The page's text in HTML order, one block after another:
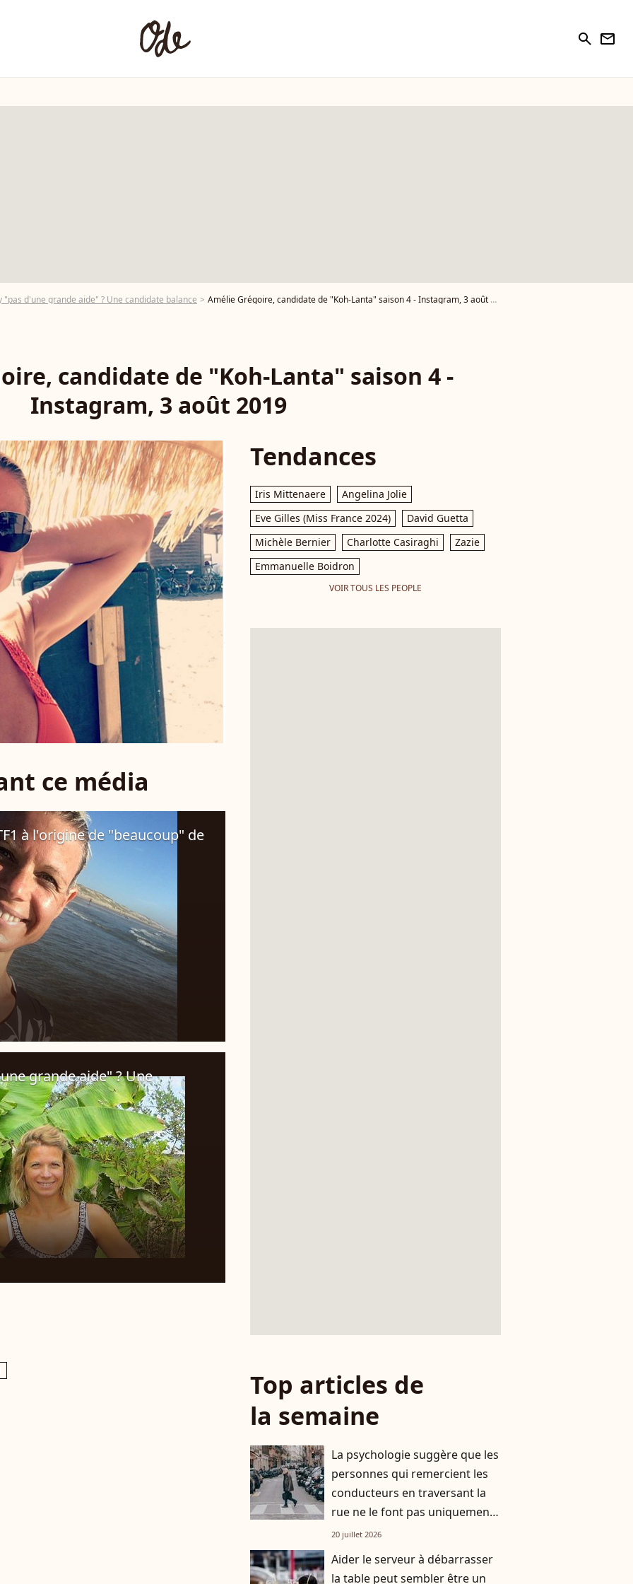
search newsletter
"pas d'une grande aide" ? Une candidate balance Amélie Grégoire, candidate de "Koh-Lanta" saison 4 - Instagram, 3 août 2019 - Photo
candidate de "Koh-Lanta" saison 4 -
Instagram, 3 août 2019
ce média
à l'origine de "beaucoup" de
grande aide" ? Une
Tendances
Iris Mittenaere
Angelina Jolie
Eve Gilles (Miss France 2024)
David Guetta
Michèle Bernier
Charlotte Casiraghi
Zazie
Emmanuelle Boidron
VOIR TOUS LES PEOPLE
Top articles de
la semaine
La psychologie suggère que les
personnes qui remercient les
conducteurs en traversant la
rue ne le font pas uniquement
par gratitude
20 juillet 2026
Aider le serveur à débarrasser
la table peut sembler être un